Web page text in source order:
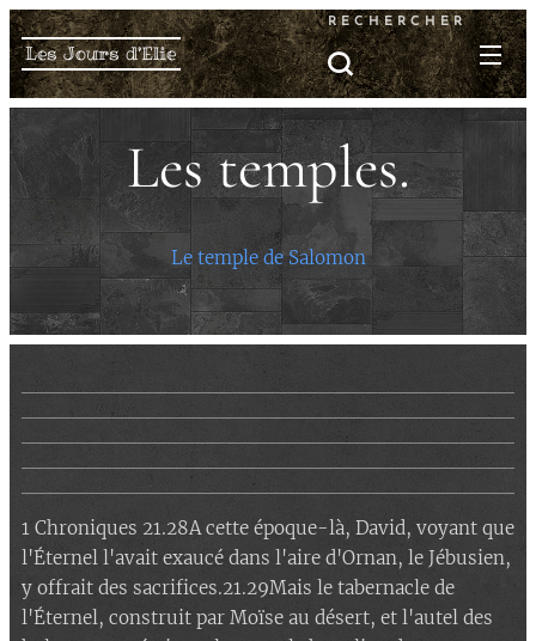
Les Jours d'Elie
RECHERCHER
Les temples.
Le temple de Salomon
1 Chroniques 21.28A cette époque-là, David, voyant que
l'Éternel l'avait exaucé dans l'aire d'Ornan, le Jébusien,
y offrait des sacrifices.21.29Mais le tabernacle de
l'Éternel, construit par Moïse au désert, et l'autel des